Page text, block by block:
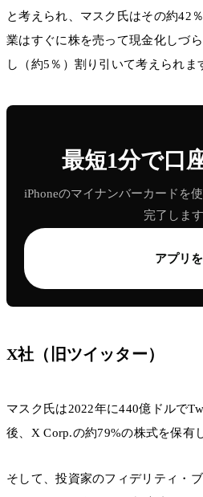
と考えられ、マスク氏はその約42
業はすぐに株を売って現金化しづ
し（約5％）割り引いて考えられま
最短1分で口
iPhoneのマイナンバーカードを
完了します
アプリ
X社（旧ツイッター）
マスク氏は2022年に440億ドルで
後、X Corp.の約79%の株式を保有
そして、投資家のフィデリティ・